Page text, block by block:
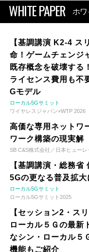
WHITE PAPER ホ
【基調講演 K2-4 ス
命！ゲームチェンジ
既存概念を破壊する
ライセンス費用も
Gモデル
ローカル5Gサミット
ワイヤレスジャパン×WTP 2026
高価な専用ネットワ
ワーク構築の現実解
SB C&S株式会社／日本ヒュー
【基調講演・総務
5Gの更なる普及拡大
ローカル5Gサミット
ローカル5Gサミット2025
【セッション2・ス
ローカル５Ｇの最
なシン・ローカル５
機能もご紹介